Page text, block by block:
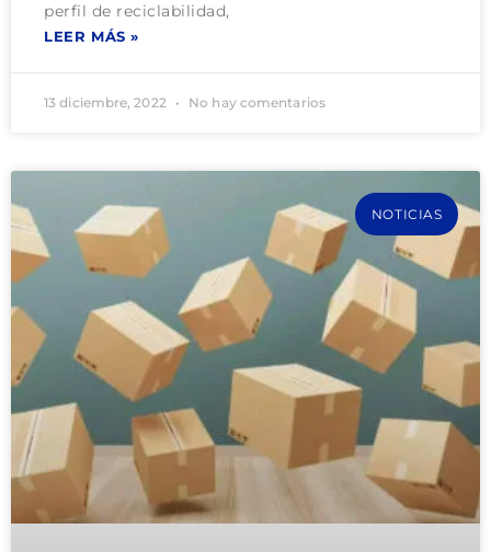
perfil de reciclabilidad,
LEER MÁS »
13 diciembre, 2022 No hay comentarios
NOTICIAS